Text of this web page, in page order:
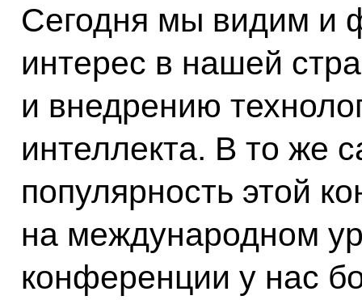
Сегодня мы видим и
интерес в нашей
и внедрению
интеллекта. В то же
популярность этой
на международном
конференции у нас